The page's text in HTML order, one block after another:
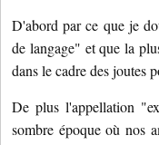
D'abord par ce que je
de langage" et que la
dans le cadre des joutes
De plus l'appellation
sombre époque où nos